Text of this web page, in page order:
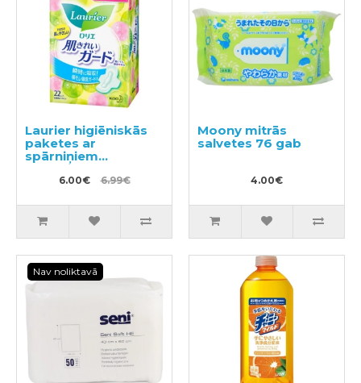
Laurier higiēniskās
paketes ar
spārniņiem
mēreniem
izdalījumiem 20,5cm
6.00€ 6.99€
Moony mitrās
salvetes 76 gab
4.00€
Nav noliktavā